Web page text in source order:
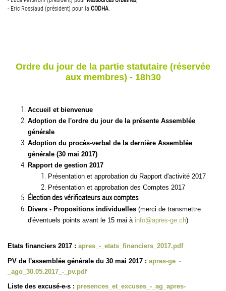
- Eric Rossiaud (président) pour la CODHA
Ordre du jour de la partie statutaire (réservée
aux membres) - 18h30
Accueil et bienvenue
Adoption de l'ordre du jour de la présente Assemblée
générale
Adoption du procès-verbal de la dernière Assemblée
générale (30 mai 2017)
Rapport de gestion 2017
Présentation et approbation du Rapport d'activité 2017
Présentation et approbation des Comptes 2017
Élection des vérificateurs aux comptes
Divers - Propositions individuelles (merci de transmettre
d'éventuels points avant le 15 mai à info@apres-ge.ch)
Etats financiers 2017 : apres_-_etats_financiers_2017.pdf
PV de l'assemblée générale du 30 mai 2017 : apres-ge_-
_ago_30.05.2017_-_pv.pdf
Liste des excusé-e-s : presences_et_excuses_-_ag_apres-